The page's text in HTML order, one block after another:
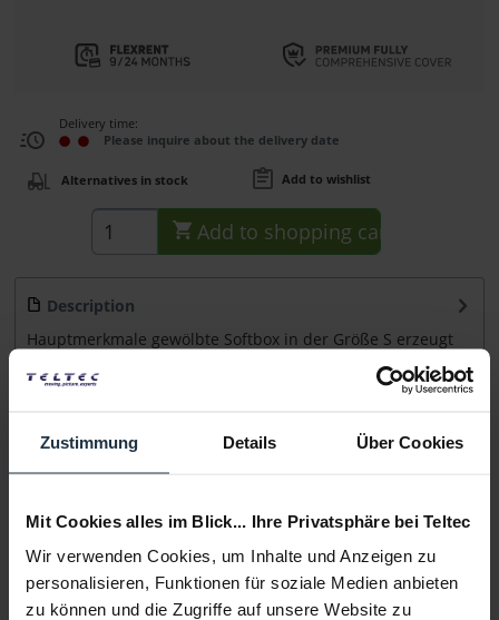
Zustimmung Details Über Cookies
Mit Cookies alles im Blick... Ihre Privatsphäre bei Teltec
Wir verwenden Cookies, um Inhalte und Anzeigen zu
personalisieren, Funktionen für soziale Medien anbieten
zu können und die Zugriffe auf unsere Website zu
Delivery time:
Please inquire about the delivery date
Alternatives in stock Add to wishlist
Add to shopping cart
Description
Hauptmerkmale gewölbte Softbox in der Größe S erzeugt
Manufacturer & Product Safety Information
Folgende Infos zum Hersteller sind verfübar...... more